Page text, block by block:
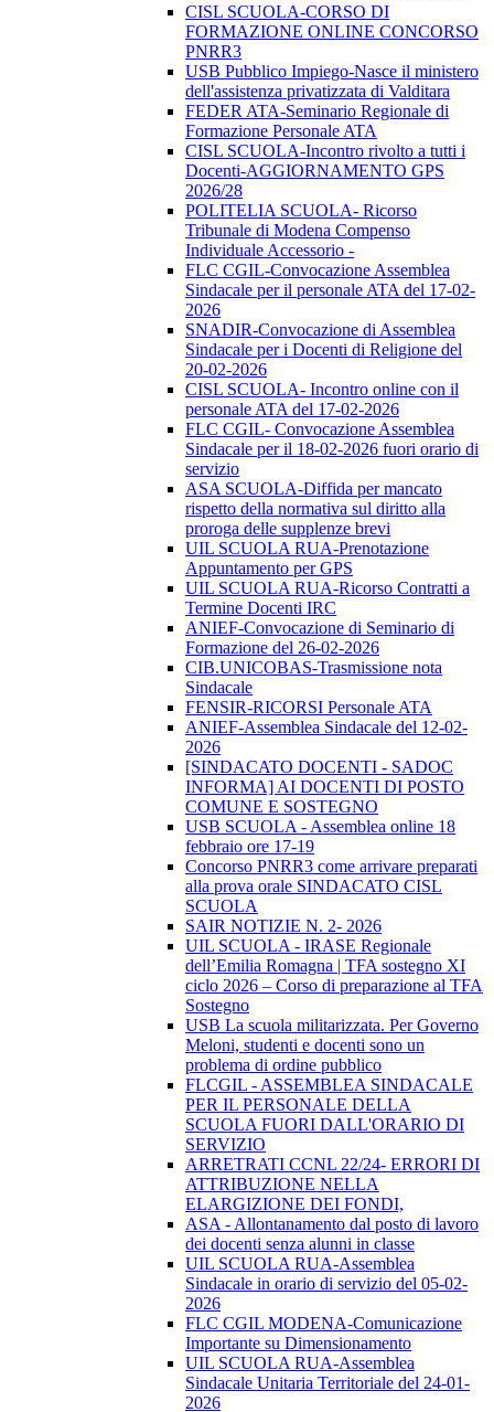
CISL SCUOLA-CORSO DI
FORMAZIONE ONLINE CONCORSO
PNRR3
USB Pubblico Impiego-Nasce il ministero
dell'assistenza privatizzata di Valditara
FEDER ATA-Seminario Regionale di
Formazione Personale ATA
CISL SCUOLA-Incontro rivolto a tutti i
Docenti-AGGIORNAMENTO GPS
2026/28
POLITELIA SCUOLA- Ricorso
Tribunale di Modena Compenso
Individuale Accessorio -
FLC CGIL-Convocazione Assemblea
Sindacale per il personale ATA del 17-02-
2026
SNADIR-Convocazione di Assemblea
Sindacale per i Docenti di Religione del
20-02-2026
CISL SCUOLA- Incontro online con il
personale ATA del 17-02-2026
FLC CGIL- Convocazione Assemblea
Sindacale per il 18-02-2026 fuori orario di
servizio
ASA SCUOLA-Diffida per mancato
rispetto della normativa sul diritto alla
proroga delle supplenze brevi
UIL SCUOLA RUA-Prenotazione
Appuntamento per GPS
UIL SCUOLA RUA-Ricorso Contratti a
Termine Docenti IRC
ANIEF-Convocazione di Seminario di
Formazione del 26-02-2026
CIB.UNICOBAS-Trasmissione nota
Sindacale
FENSIR-RICORSI Personale ATA
ANIEF-Assemblea Sindacale del 12-02-
2026
[SINDACATO DOCENTI - SADOC
INFORMA] AI DOCENTI DI POSTO
COMUNE E SOSTEGNO
USB SCUOLA - Assemblea online 18
febbraio ore 17-19
Concorso PNRR3 come arrivare preparati
alla prova orale SINDACATO CISL
SCUOLA
SAIR NOTIZIE N. 2- 2026
UIL SCUOLA - IRASE Regionale
dell’Emilia Romagna | TFA sostegno XI
ciclo 2026 – Corso di preparazione al TFA
Sostegno
USB La scuola militarizzata. Per Governo
Meloni, studenti e docenti sono un
problema di ordine pubblico
FLCGIL - ASSEMBLEA SINDACALE
PER IL PERSONALE DELLA
SCUOLA FUORI DALL'ORARIO DI
SERVIZIO
ARRETRATI CCNL 22/24- ERRORI DI
ATTRIBUZIONE NELLA
ELARGIZIONE DEI FONDI,
ASA - Allontanamento dal posto di lavoro
dei docenti senza alunni in classe
UIL SCUOLA RUA-Assemblea
Sindacale in orario di servizio del 05-02-
2026
FLC CGIL MODENA-Comunicazione
Importante su Dimensionamento
UIL SCUOLA RUA-Assemblea
Sindacale Unitaria Territoriale del 24-01-
2026